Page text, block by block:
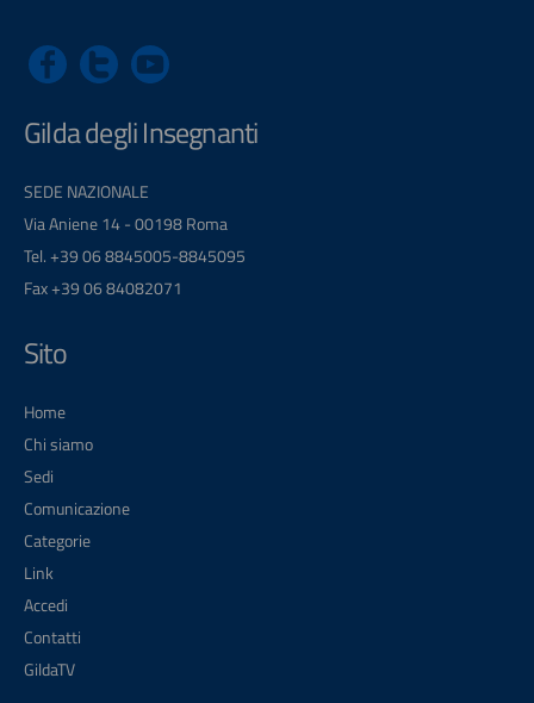
Gilda degli Insegnanti
SEDE NAZIONALE
Via Aniene 14 - 00198 Roma
Tel. +39 06 8845005-8845095
Fax +39 06 84082071
Sito
Home
Chi siamo
Sedi
Comunicazione
Categorie
Link
Accedi
Contatti
GildaTV